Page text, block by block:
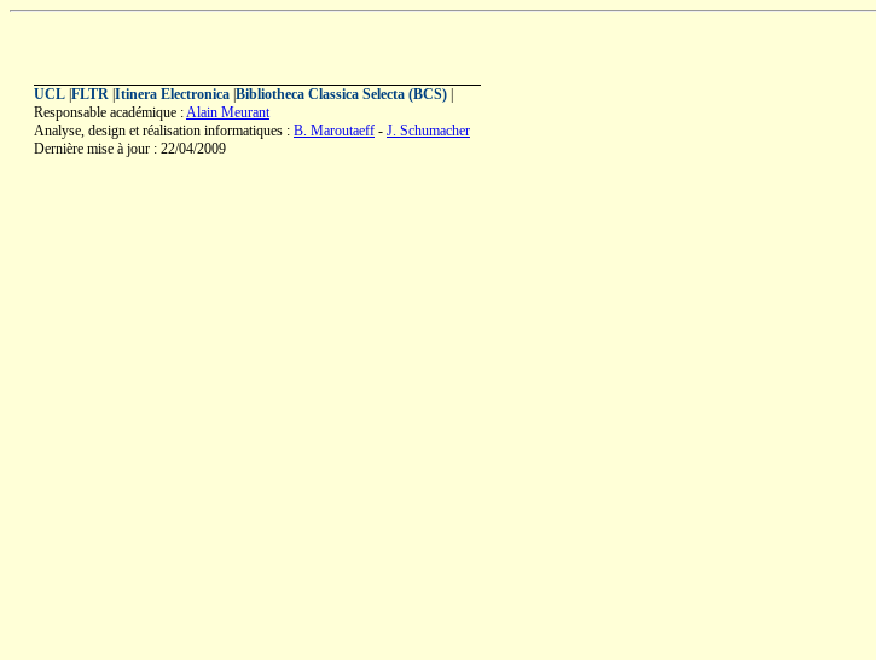
UCL FLTR Itinera Electronica Bibliotheca Classica Selecta (BCS)
Responsable académique :Alain Meurant
Analyse, design et réalisation informatiques : B. Maroutaeff - J. Schumacher
Dernière mise à jour : 22/04/2009